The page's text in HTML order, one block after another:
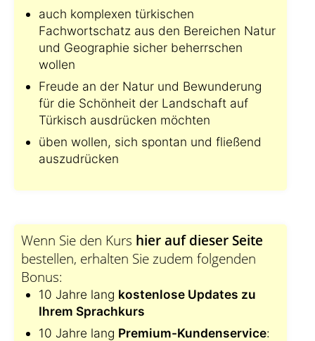
auch komplexen türkischen
Fachwortschatz aus den Bereichen Natur
und Geographie sicher beherrschen
wollen
Freude an der Natur und Bewunderung
für die Schönheit der Landschaft auf
Türkisch ausdrücken möchten
üben wollen, sich spontan und fließend
auszudrücken
Wenn Sie den Kurs hier auf dieser Seite
bestellen, erhalten Sie zudem folgenden
Bonus:
10 Jahre lang kostenlose Updates zu
Ihrem Sprachkurs
10 Jahre lang Premium-Kundenservice: